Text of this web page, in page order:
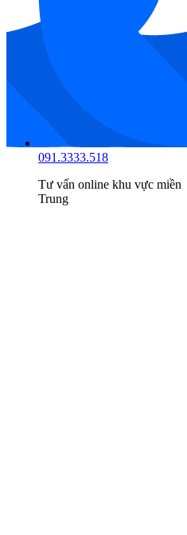
091.9999.516
Tư vấn online khu vựcmiền